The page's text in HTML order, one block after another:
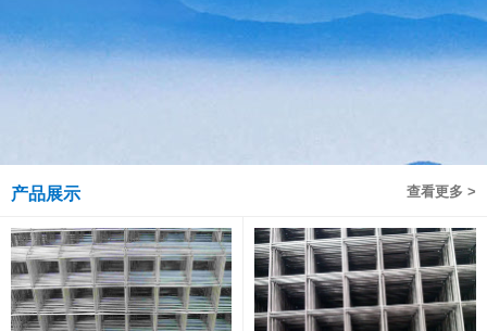
查看更多 >
产品展示